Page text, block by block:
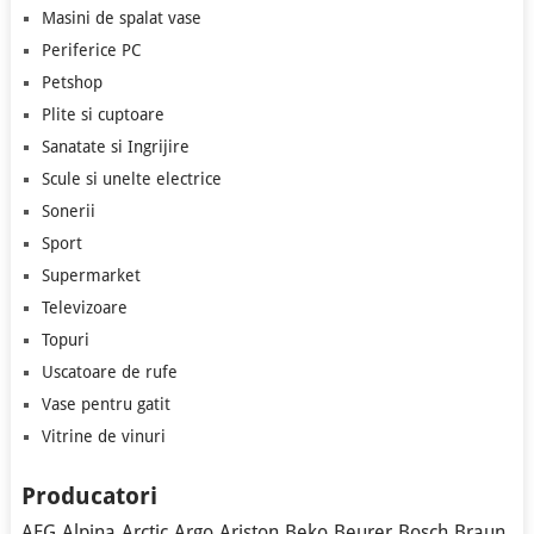
Masini de spalat vase
Periferice PC
Petshop
Plite si cuptoare
Sanatate si Ingrijire
Scule si unelte electrice
Sonerii
Sport
Supermarket
Televizoare
Topuri
Uscatoare de rufe
Vase pentru gatit
Vitrine de vinuri
Producatori